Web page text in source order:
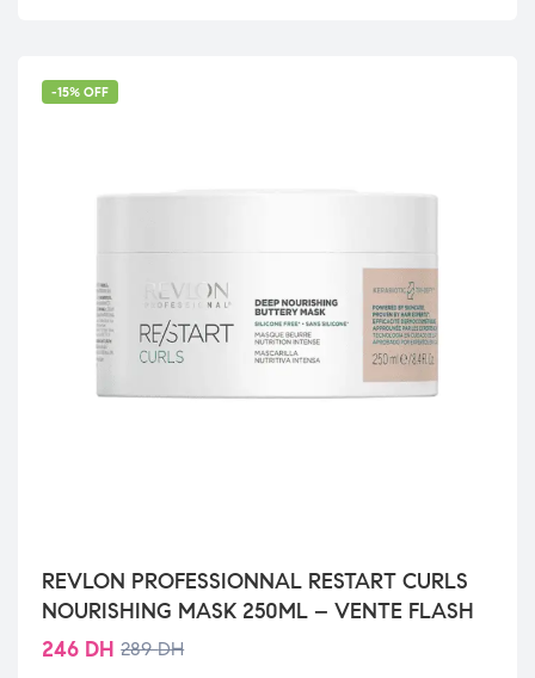
-15% OFF
REVLON PROFESSIONNAL RESTART CURLS
NOURISHING MASK 250ML – VENTE FLASH
289DH
246 DH